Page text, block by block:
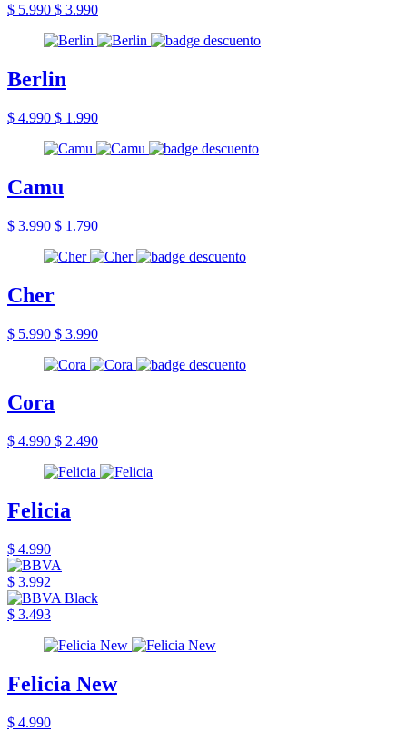
$ 5.990 $ 3.990
Berlin
$ 4.990 $ 1.990
Camu
$ 3.990 $ 1.790
Cher
$ 5.990 $ 3.990
Cora
$ 4.990 $ 2.490
Felicia
$ 4.990
$ 3.992
$ 3.493
Felicia New
$ 4.990